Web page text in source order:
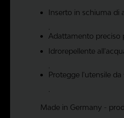
Inserto in schiuma di
Adattamento preciso
Idrorepellente
Protegge l'utensile
Made in Germany -